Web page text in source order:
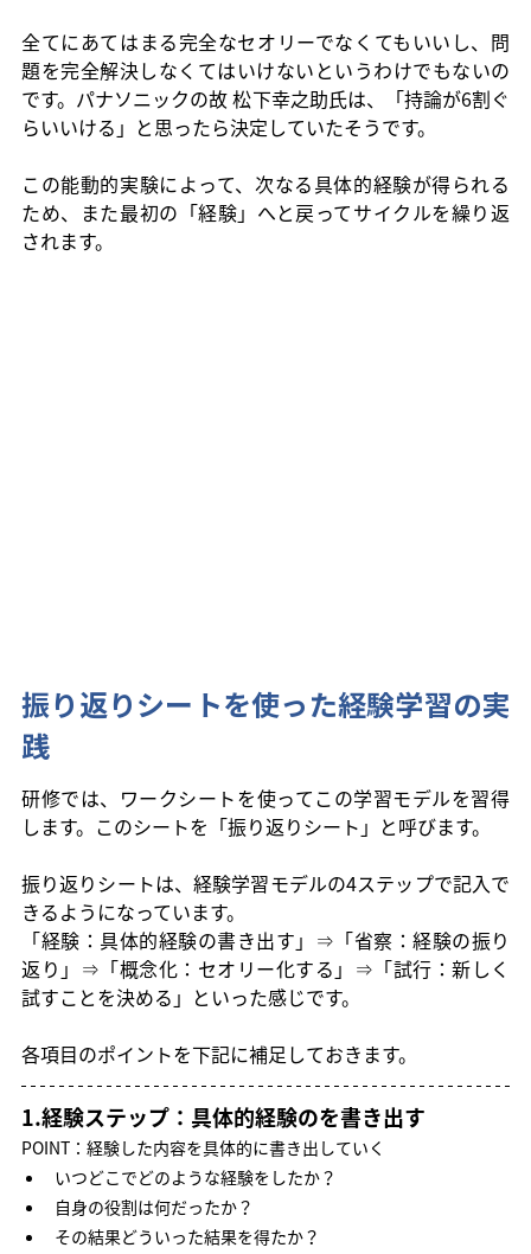
全てにあてはまる完全なセオリーでなくてもいいし、問
題を完全解決しなくてはいけないというわけでもないの
です。パナソニックの故 松下幸之助氏は、「持論が6割ぐ
らいいける」と思ったら決定していたそうです。
この能動的実験によって、次なる具体的経験が得られる
ため、また最初の「経験」へと戻ってサイクルを繰り返
されます。
振り返りシートを使った経験学習の実
践
研修では、ワークシートを使ってこの学習モデルを習得
します。このシートを「振り返りシート」と呼びます。
振り返りシートは、経験学習モデルの4ステップで記入で
きるようになっています。
「経験：具体的経験の書き出す」⇒「省察：経験の振り
返り」⇒「概念化：セオリー化する」⇒「試行：新しく
試すことを決める」といった感じです。
各項目のポイントを下記に補足しておきます。
1.経験ステップ：具体的経験のを書き出す
POINT：経験した内容を具体的に書き出していく
いつどこでどのような経験をしたか？
自身の役割は何だったか？
その結果どういった結果を得たか？